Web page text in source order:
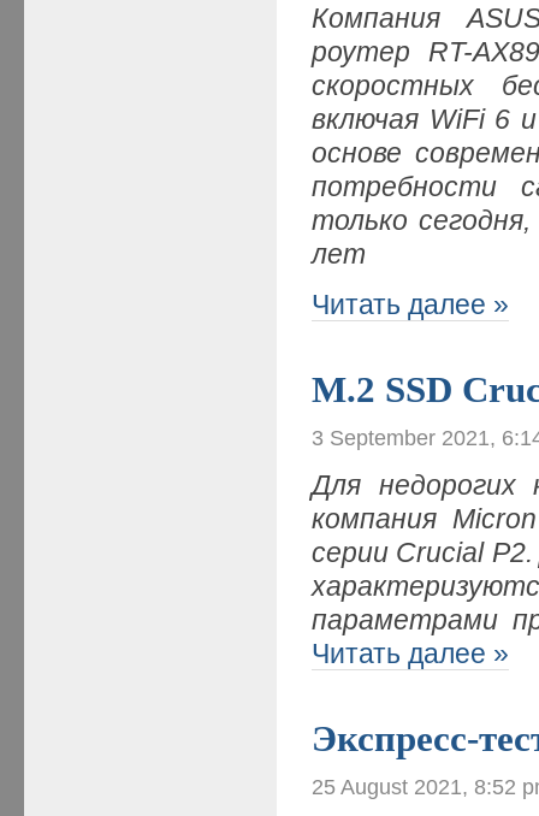
Компания
роутер RT-
скоростных
включая WiFi 6
основе
потребности
только
лет
Читать далее »
M.2 SSD
3 September 2021,
Для недорогих
компания
серии Crucial
параметрами
Читать далее »
Экспресс-
25 August 2021, 8:52